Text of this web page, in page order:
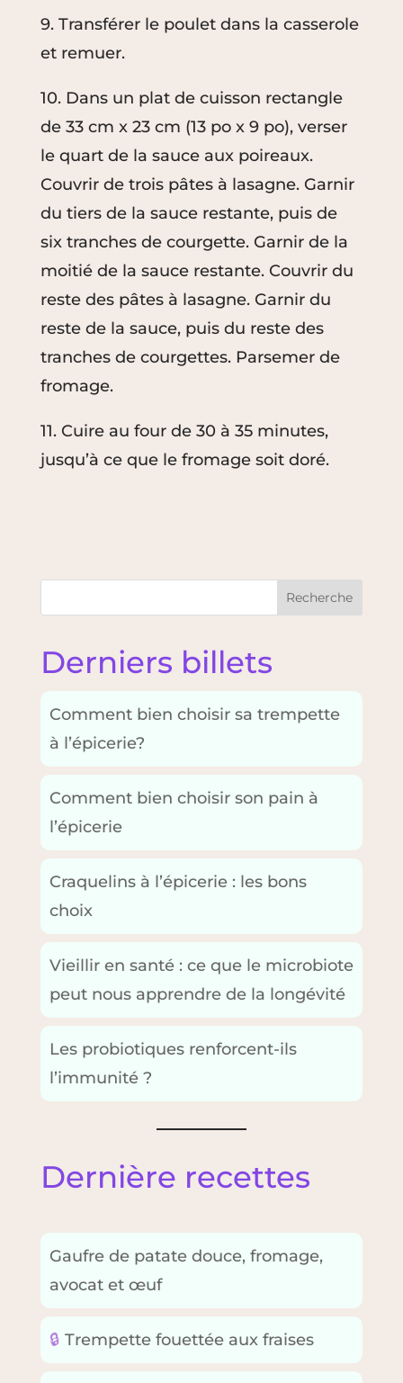
9. Transférer le poulet dans la casserole
et remuer.
10. Dans un plat de cuisson rectangle
de 33 cm x 23 cm (13 po x 9 po), verser
le quart de la sauce aux poireaux.
Couvrir de trois pâtes à lasagne. Garnir
du tiers de la sauce restante, puis de
six tranches de courgette. Garnir de la
moitié de la sauce restante. Couvrir du
reste des pâtes à lasagne. Garnir du
reste de la sauce, puis du reste des
tranches de courgettes. Parsemer de
fromage.
11. Cuire au four de 30 à 35 minutes,
jusqu’à ce que le fromage soit doré.
Recherche
Derniers billets
Comment bien choisir sa trempette
à l’épicerie?
Comment bien choisir son pain à
l’épicerie
Craquelins à l’épicerie : les bons
choix
Vieillir en santé : ce que le microbiote
peut nous apprendre de la longévité
Les probiotiques renforcent-ils
l’immunité ?
Dernière recettes
Gaufre de patate douce, fromage,
avocat et œuf
🔒 Trempette fouettée aux fraises